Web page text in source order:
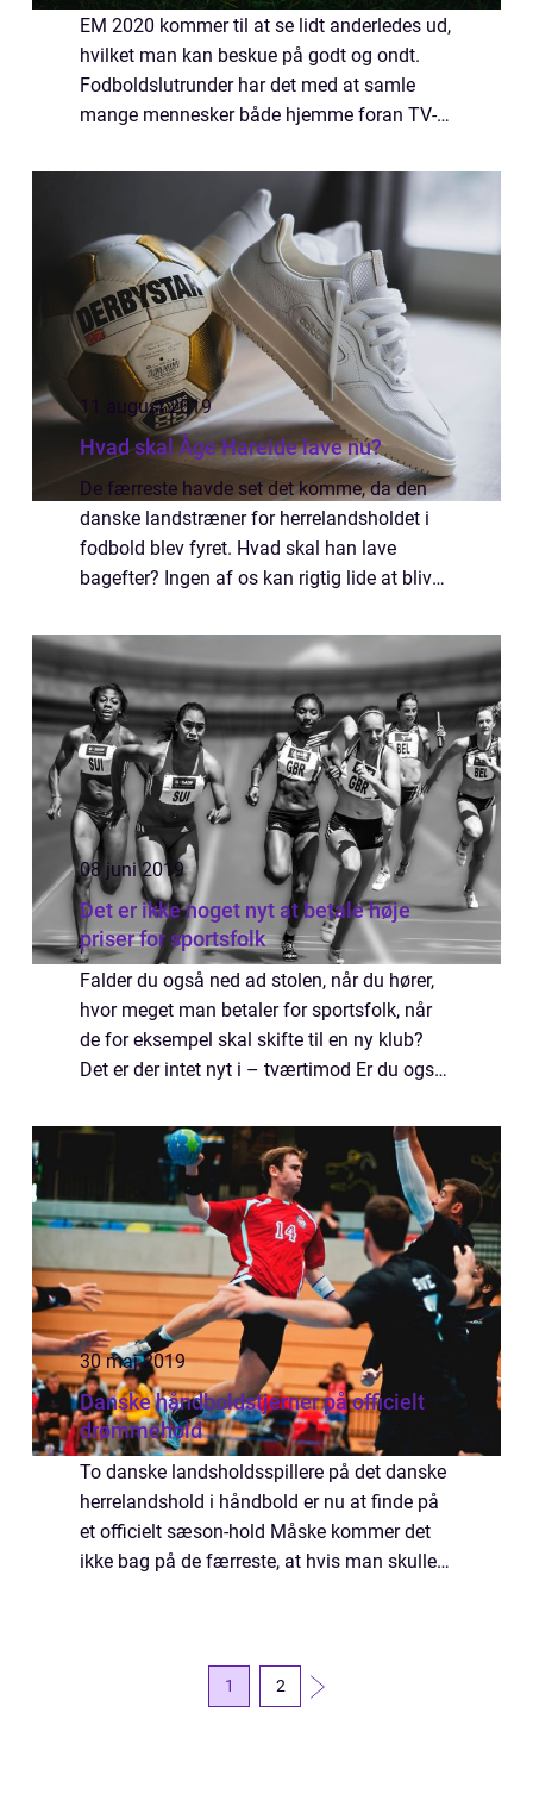
EM 2020 kommer til at se lidt anderledes ud,
hvilket man kan beskue på godt og ondt.
Fodboldslutrunder har det med at samle
mange mennesker både hjemme foran TV-
de stadions, hvor...
11 august 2019
Hvad skal Åge Hareide lave nu?
De færreste havde set det komme, da den
danske landstræner for herrelandsholdet i
fodbold blev fyret. Hvad skal han lave
bagefter? Ingen af os kan rigtig lide at blive
rammer det en p&a...
08 juni 2019
Det er ikke noget nyt at betale høje
priser for sportsfolk
Falder du også ned ad stolen, når du hører,
hvor meget man betaler for sportsfolk, når
de for eksempel skal skifte til en ny klub?
Det er der intet nyt i – tværtimod Er du også
30 maj 2019
Danske håndboldstjerner på officielt
drømmehold
To danske landsholdsspillere på det danske
herrelandshold i håndbold er nu at finde på
et officielt sæson-hold Måske kommer det
ikke bag på de færreste, at hvis man skulle
1 2